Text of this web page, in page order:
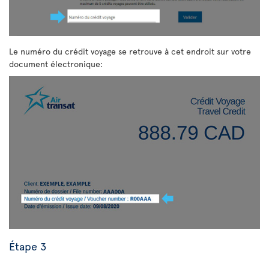
Le numéro du crédit voyage se retrouve à cet endroit sur votre
document électronique:
Étape 3